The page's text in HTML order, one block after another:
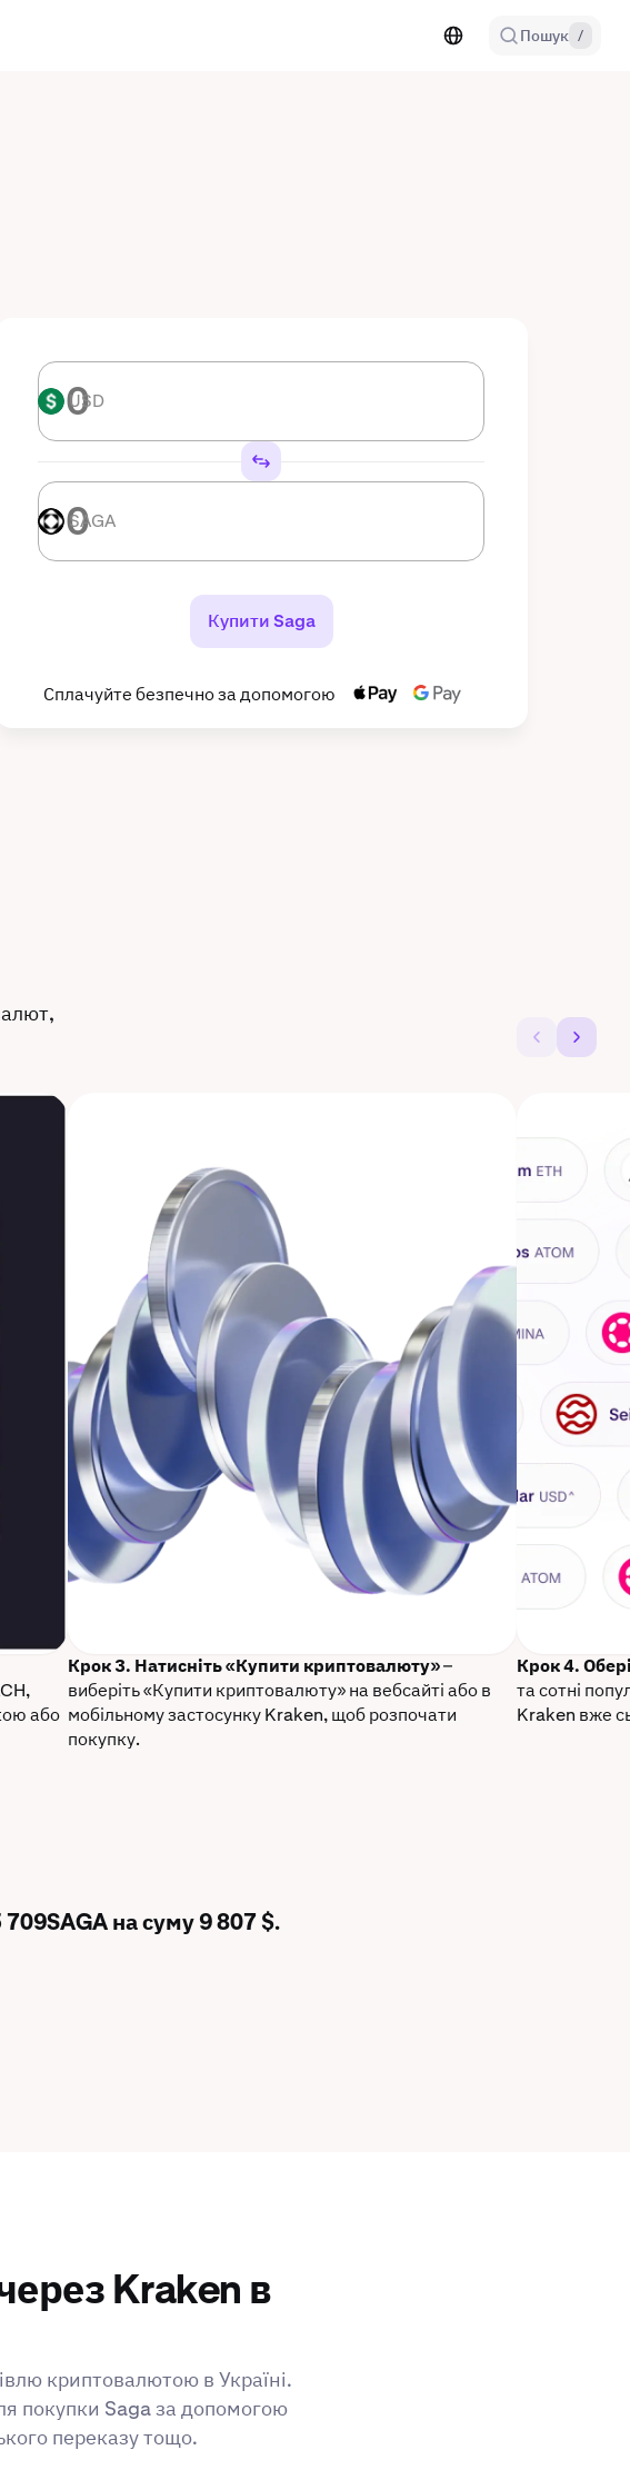
Пошук /
USD USD
SAGA SAGA
Купити Saga
Сплачуйте безпечно за допомогою
або
Крок 3. Натисніть «Купити криптовалюту»–
виберіть «Купити криптовалюту» на вебсайті або в
мобільному застосунку Kraken, щоб розпочати
покупку.
Крок 4.
та сотні
Kraken вже
709SAGA на суму 9 807 $.
Kraken в
криптовалютою в Україні.
покупки Saga за допомогою
переказу тощо.